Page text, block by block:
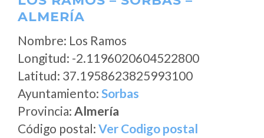
ALMERÍA
Nombre: Los Ramos
Longitud: -2.1196020604522800
Latitud: 37.1958623825993100
Ayuntamiento: Sorbas
Provincia: Almería
Código postal: Ver Codigo postal